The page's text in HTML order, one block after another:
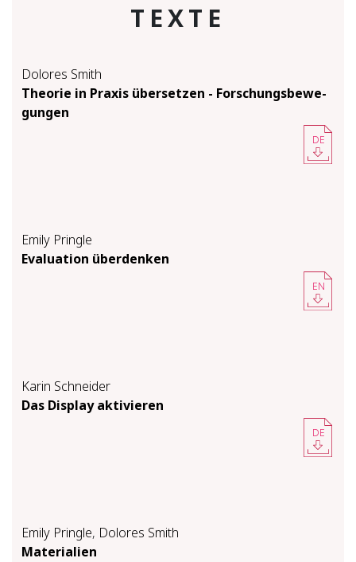
TEXTE
Dolores Smith
Theo­rie in Pra­xis über­set­zen -​ For­schungs­be­we­
gun­gen
DE
Emily Pringle
Eva­lua­ti­on über­den­ken
EN
Karin Schneider
Das Dis­play ak­ti­vie­ren
DE
Emily Pringle, Dolores Smith
Materialien